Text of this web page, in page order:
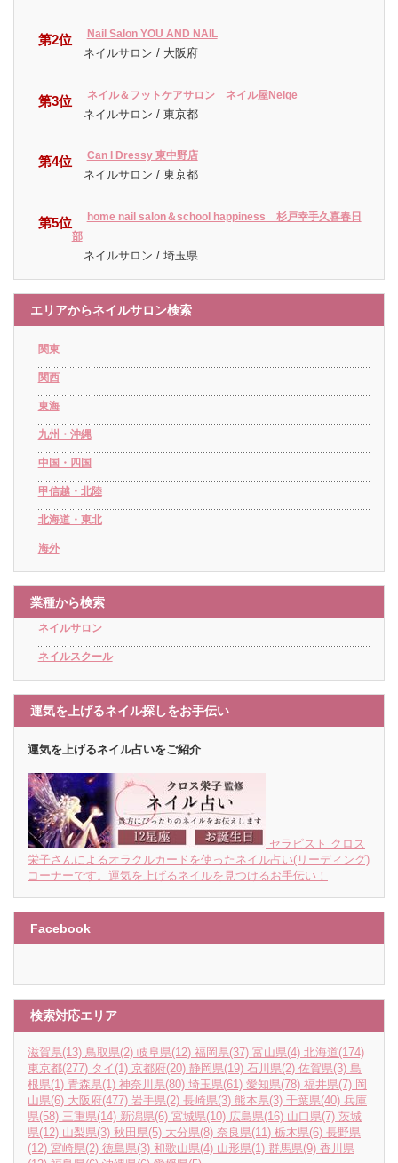
第2位 Nail Salon YOU AND NAIL
ネイルサロン / 大阪府
第3位 ネイル＆フットケアサロン ネイル屋Neige
ネイルサロン / 東京都
第4位 Can I Dressy 東中野店
ネイルサロン / 東京都
第5位
home nail salon＆school happiness 杉戸幸手久喜春日
部
ネイルサロン / 埼玉県
エリアからネイルサロン検索
関東
関西
東海
九州・沖縄
中国・四国
甲信越・北陸
北海道・東北
海外
業種から検索
ネイルサロン
ネイルスクール
運気を上げるネイル探しをお手伝い
運気を上げるネイル占いをご紹介
セラピスト クロス
栄子さんによるオラクルカードを使ったネイル占い(リーディング)
コーナーです。運気を上げるネイルを見つけるお手伝い！
Facebook
検索対応エリア
滋賀県(13) 鳥取県(2) 岐阜県(12) 福岡県(37) 富山県(4) 北海道(174)
東京都(277) タイ (1) 京都府(20) 静岡県(19) 石川県(2) 佐賀県(3) 島
根県(1) 青森県(1) 神奈川県(80) 埼玉県(61) 愛知県(78) 福井県(7) 岡
山県(6) 大阪府(477) 岩手県(2) 長崎県(3) 熊本県(3) 千葉県(40) 兵庫
県(58) 三重県(14) 新潟県(6) 宮城県(10) 広島県(16) 山口県(7) 茨城
県(12) 山梨県(3) 秋田県(5) 大分県(8) 奈良県(11) 栃木県(6) 長野県
(12) 宮崎県(2) 徳島県(3) 和歌山県(4) 山形県(1) 群馬県(9) 香川県